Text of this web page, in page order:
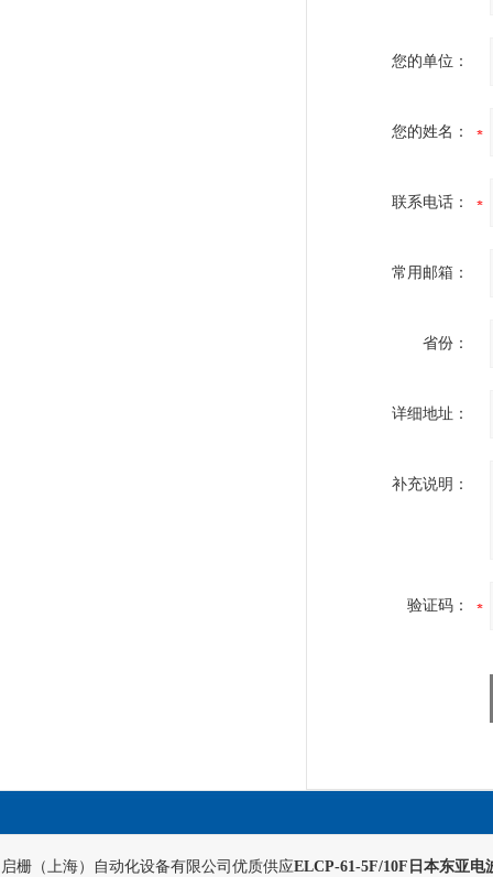
您的单位：
您的姓名：
联系电话：
常用邮箱：
省份：
详细地址：
补充说明：
验证码：
启栅（上海）自动化设备有限公司优质供应ELCP-61-5F/10F日本东亚